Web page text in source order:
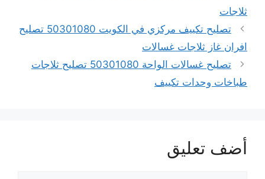
ثلاجات
تصليح تكييف مركزي في الكويت 50301080 تصليح
افران غاز ثلاجات غسالات
تصليح غسالات الواحة 50301080 تصليح ثلاجات
طباخات وحدات تكييف
أضف تعليق